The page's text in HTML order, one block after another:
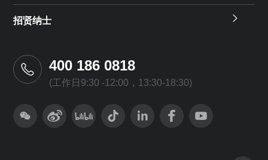
招贤纳士
400 186 0818
(工作日9:30 -12:00，13:30-18:30)